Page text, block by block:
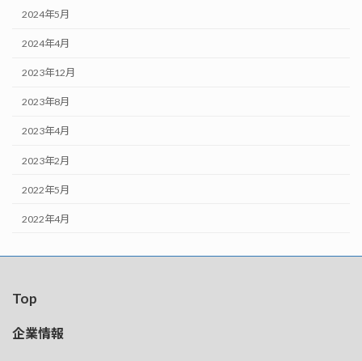
2024年5月
2024年4月
2023年12月
2023年8月
2023年4月
2023年2月
2022年5月
2022年4月
Top
企業情報